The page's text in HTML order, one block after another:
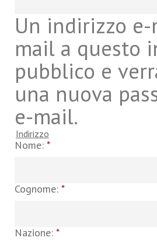
Un indirizzo
mail a questo
pubblico e
una nuova
e-mail.
Indirizzo
Nome: *
Cognome: *
Nazione: *